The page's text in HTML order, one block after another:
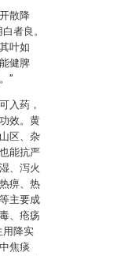
散降
者良。
叶如
健脾
”
入药，
效。黄
区、杂
能抗严
、泻火
痹、热
主要成
、疮疡
用降实
焦痰